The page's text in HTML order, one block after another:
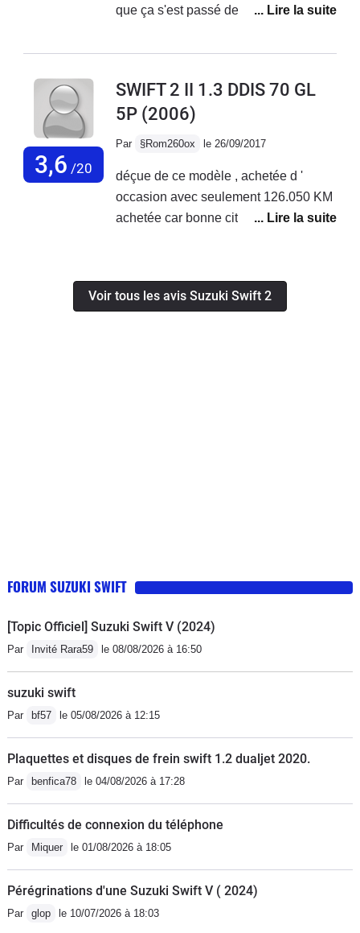
coffre, vous pouvez y mettre 2 ou 3
rabattable vous pouvez tout de même
recommanderai pas cette voiture !! Trop de soucis !!
3,6 /20
SWIFT 2 II 1.3 DDIS 70 GL
5P (2006)
Par §Rom260ox le 26/09/2017
déçue de ce modèle , achetée d '
occasion avec seulement 126.050 KM
achetée car bonne citadine !!! j'ai fait
dit que au car passe il son aveugle
mais bon c'est fait .puis pas 2 mois
Voir tous les avis Suzuki Swift 2
FORUM SUZUKI SWIFT
[Topic Officiel] Suzuki Swift V (2024)
Par Invité Rara59 le 08/08/2026 à 16:50
suzuki swift
Par bf57 le 05/08/2026 à 12:15
Plaquettes et disques de frein swift 1.2 dualjet 2020.
Par benfica78 le 04/08/2026 à 17:28
Difficultés de connexion du téléphone
Par Miquer le 01/08/2026 à 18:05
Pérégrinations d'une Suzuki Swift V ( 2024)
Par glop le 10/07/2026 à 18:03